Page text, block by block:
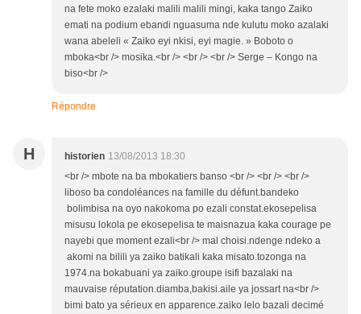
na fete moko ezalaki malili malili mingi, kaka tango Zaiko
emati na podium ebandi nguasuma nde kulutu moko azalaki
wana abeleli « Zaiko eyi nkisi, eyi magie. » Boboto o
mboka<br /> mosika.<br /> <br /> <br /> Serge – Kongo na
biso<br />
Répondre
H historien 13/08/2013 18:30
<br /> mbote na ba mbokatiers banso <br /> <br /> <br />
liboso ba condoléances na famille du défunt.bandeko
bolimbisa na oyo nakokoma po ezali constat.ekosepelisa
misusu lokola pe ekosepelisa te maisnazua kaka courage pe
nayebi que moment ezali<br /> mal choisi.ndenge ndeko a
akomi na bilili ya zaiko batikali kaka misato.tozonga na
1974.na bokabuani ya zaiko.groupe isifi bazalaki na
mauvaise réputation.diamba,bakisi.aile ya jossart na<br />
bimi bato ya sérieux en apparence.zaiko lelo bazali decimé